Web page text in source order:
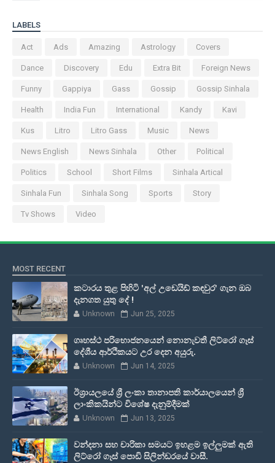
LABELS
Act Ads Amazing Astrology Covers
Dance Discovery Edu Extra Bit Foreign News
Funny Gappiya Gass Gossip Gossip Sinhala
Health India Fun International Kandy Kavi
Kus Litro Litro Gass Music News
News English News Sinhala Other Political
Politics School Short Films Sinhala Artical
Sinhala Fun Sinhala Song Sports Story
Tv Shows Video
MOST RECENT
කටාරය තුළ පිහිටි 'අල් උඩෙයිඩ් කඳවුර' ගැන ඔබ
දැනගත යුතු දේ !
Unknown Jun 25, 2025
ගෘහස්ථ පරිභොජනයෙන් නොනැවතී ලිට්රෝ ගෑස්
දේශීය ආර්ථිකයට උර දෙන අයුරු.
Unknown Jun 14, 2025
ඊශ්‍රායලයේ ශ්‍රී ලංකා තානාපති කාර්යාලයෙන් ශ්‍රී
ලාංකිකයින්ට විශේෂ දැනුම්දීමක්
Unknown Jun 13, 2025
වන්දනා සහ චාරිකා සමයට ඉහළම ඉල්ලුමක් ඇති
ලිට්රෝ ගෑස් පොඩි සිලින්ඩරයේ වාසී.